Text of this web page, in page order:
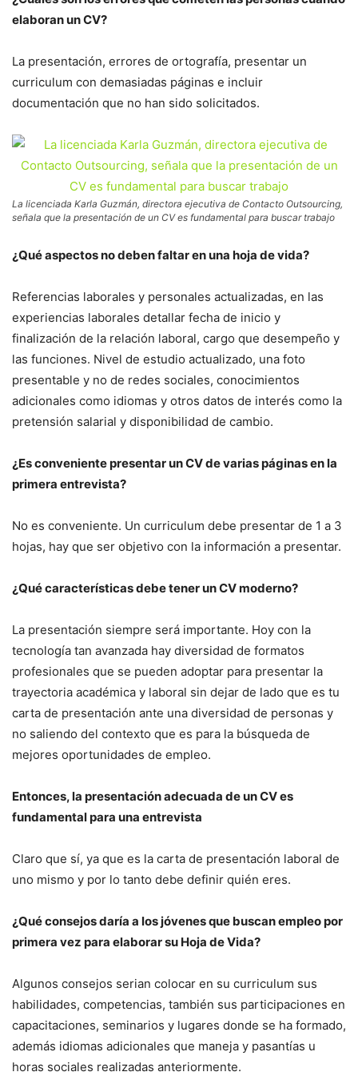
elaboran un CV?
La presentación, errores de ortografía, presentar un
curriculum con demasiadas páginas e incluir
documentación que no han sido solicitados.
La licenciada Karla Guzmán, directora ejecutiva de Contacto Outsourcing,
señala que la presentación de un CV es fundamental para buscar trabajo
¿Qué aspectos no deben faltar en una hoja de vida?
Referencias laborales y personales actualizadas, en las
experiencias laborales detallar fecha de inicio y
finalización de la relación laboral, cargo que desempeño y
las funciones. Nivel de estudio actualizado, una foto
presentable y no de redes sociales, conocimientos
adicionales como idiomas y otros datos de interés como la
pretensión salarial y disponibilidad de cambio.
¿Es conveniente presentar un CV de varias páginas en la
primera entrevista?
No es conveniente. Un curriculum debe presentar de 1 a 3
hojas, hay que ser objetivo con la información a presentar.
¿Qué características debe tener un CV moderno?
La presentación siempre será importante. Hoy con la
tecnología tan avanzada hay diversidad de formatos
profesionales que se pueden adoptar para presentar la
trayectoria académica y laboral sin dejar de lado que es tu
carta de presentación ante una diversidad de personas y
no saliendo del contexto que es para la búsqueda de
mejores oportunidades de empleo.
Entonces, la presentación adecuada de un CV es
fundamental para una entrevista
Claro que sí, ya que es la carta de presentación laboral de
uno mismo y por lo tanto debe definir quién eres.
¿Qué consejos daría a los jóvenes que buscan empleo por
primera vez para elaborar su Hoja de Vida?
Algunos consejos serian colocar en su curriculum sus
habilidades, competencias, también sus participaciones en
capacitaciones, seminarios y lugares donde se ha formado,
además idiomas adicionales que maneja y pasantías u
horas sociales realizadas anteriormente.